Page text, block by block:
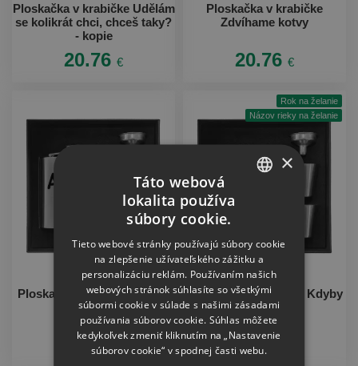
Ploskačka v krabičke Udělám
se kolikrát chci, chceš taky?
- kopie
20.76 €
Ploskačka v krabičke
Zdvíhame kotvy
20.76 €
Ploskačka v krabičke AHOJ
20.76 €
Rok na želanie
Názov rieky na želanie
Ploskačka v krabičke Kdyby
niečo volaj
20.76
×
Táto webová
lokalita používa
súbory cookie.
Tieto webové stránky používajú súbory cookie
na zlepšenie užívateľského zážitku a
personalizáciu reklám. Používaním našich
webových stránok súhlasíte so všetkými
súbormi cookie v súlade s našimi zásadami
používania súborov cookie. Súhlas môžete
kedykoľvek zmeniť kliknutím na „Nastavenie
súborov cookie“ v spodnej časti webu.